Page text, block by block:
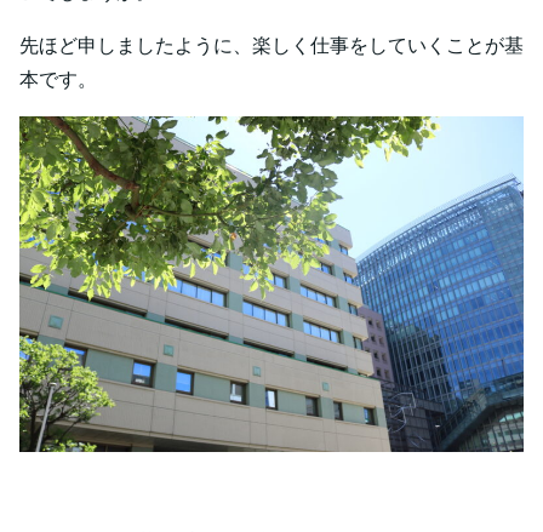
先ほど申しましたように、楽しく仕事をしていくことが基
本です。